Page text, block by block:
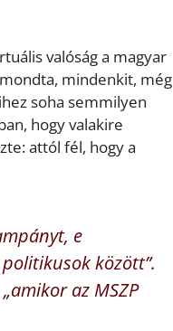
valóság a magyar
mindenkit, még
soha semmilyen
hogy valakire
attól fél, hogy a
e
között”.
az MSZP